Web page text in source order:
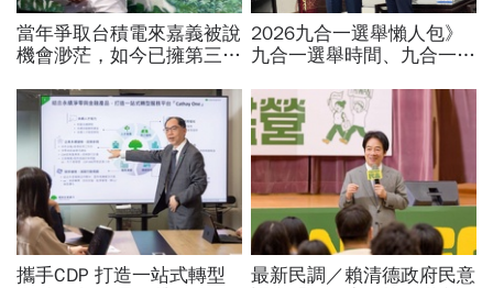
當年爭取台積電來嘉義被說
機會渺茫，如今已擁第三
蚊子館也變無人機聚落
2026九合一選舉懶人包》
九合一選舉時間、九合一選
選、藍綠白布局選戰搶先看
攜手CDP 打造一站式轉型
最新民調／賴清德政府民意